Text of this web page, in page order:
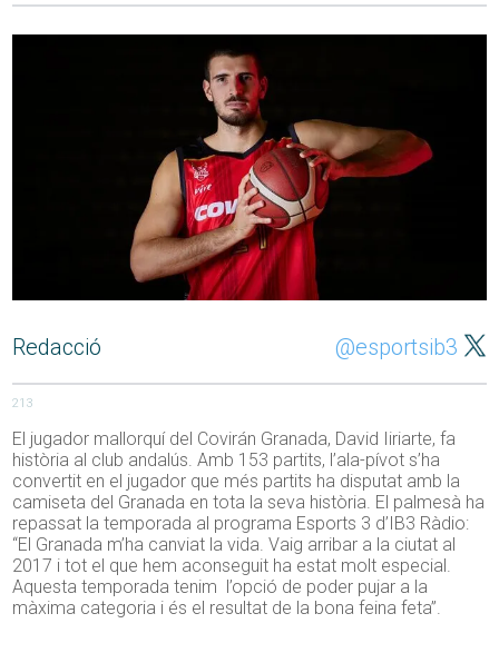
Redacció @esportsib3
213
El jugador mallorquí del Covirán Granada, David Iiriarte, fa
història al club andalús. Amb 153 partits, l’ala-pívot s’ha
convertit en el jugador que més partits ha disputat amb la
camiseta del Granada en tota la seva història. El palmesà ha
repassat la temporada al programa Esports 3 d’IB3 Ràdio:
“El Granada m’ha canviat la vida. Vaig arribar a la ciutat al
2017 i tot el que hem aconseguit ha estat molt especial.
Aquesta temporada tenim l’opció de poder pujar a la
màxima categoria i és el resultat de la bona feina feta”.